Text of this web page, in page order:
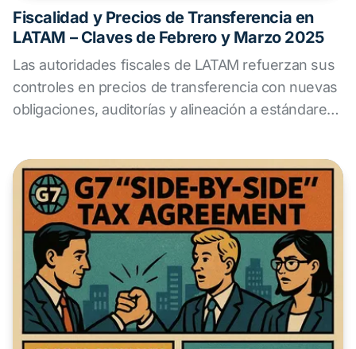
Fiscalidad y Precios de Transferencia en
LATAM – Claves de Febrero y Marzo 2025
Las autoridades fiscales de LATAM refuerzan sus
controles en precios de transferencia con nuevas
obligaciones, auditorías y alineación a estándares
empresas a anticipar riesgos, asegurar
cumplimiento normativo y adaptar sus estrategias
fiscales en la región.